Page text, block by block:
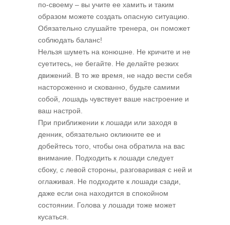
по-своему – вы учите ее хамить и таким
образом можете создать опасную ситуацию.
Обязательно слушайте тренера, он поможет
соблюдать баланс!
Нельзя шуметь на конюшне. Не кричите и не
суетитесь, не бегайте. Не делайте резких
движений. В то же время, не надо вести себя
настороженно и скованно, будьте самими
собой, лошадь чувствует ваше настроение и
ваш настрой.
При приближении к лошади или заходя в
денник, обязательно окликните ее и
добейтесь того, чтобы она обратила на вас
внимание. Подходить к лошади следует
сбоку, с левой стороны, разговаривая с ней и
оглаживая. Не подходите к лошади сзади,
даже если она находится в спокойном
состоянии. Голова у лошади тоже может
кусаться.